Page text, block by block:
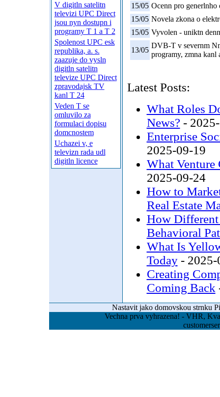
V digitln satelitn
televizi UPC Direct
jsou nyn dostupn i
programy T 1 a T 2
Spolenost UPC esk
republika, a. s.
zaazuje do vysln
digitln satelitn
televize UPC Direct
zpravodajsk TV
kanl T 24
Veden T se
omluvilo za
formulaci dopisu
domcnostem
Uchazei v, e
televizn rada udl
digitln licence
15/05 Ocenn pro generlnho
15/05 Novela zkona o
15/05 Vyvolen - uniktn
13/05
DVB-T v severnm
programy, zmna kanl
Latest Posts:
What Roles
News? -
Enterprise
2025-09-19
What Venture
2025-09-24
How to
Real Estate
How Different
Behavioral
What Is
Today- 2025-
Creating
Coming Back
Nastavit jako domovskou strnku
Vechna prva vyhrazena! - VHR,